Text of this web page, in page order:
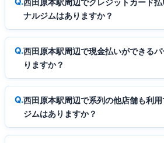
ナルジムはありますか？
西田原本駅周辺で現金払いができる
りますか？
西田原本駅周辺で系列の他店舗も利
ジムはありますか？